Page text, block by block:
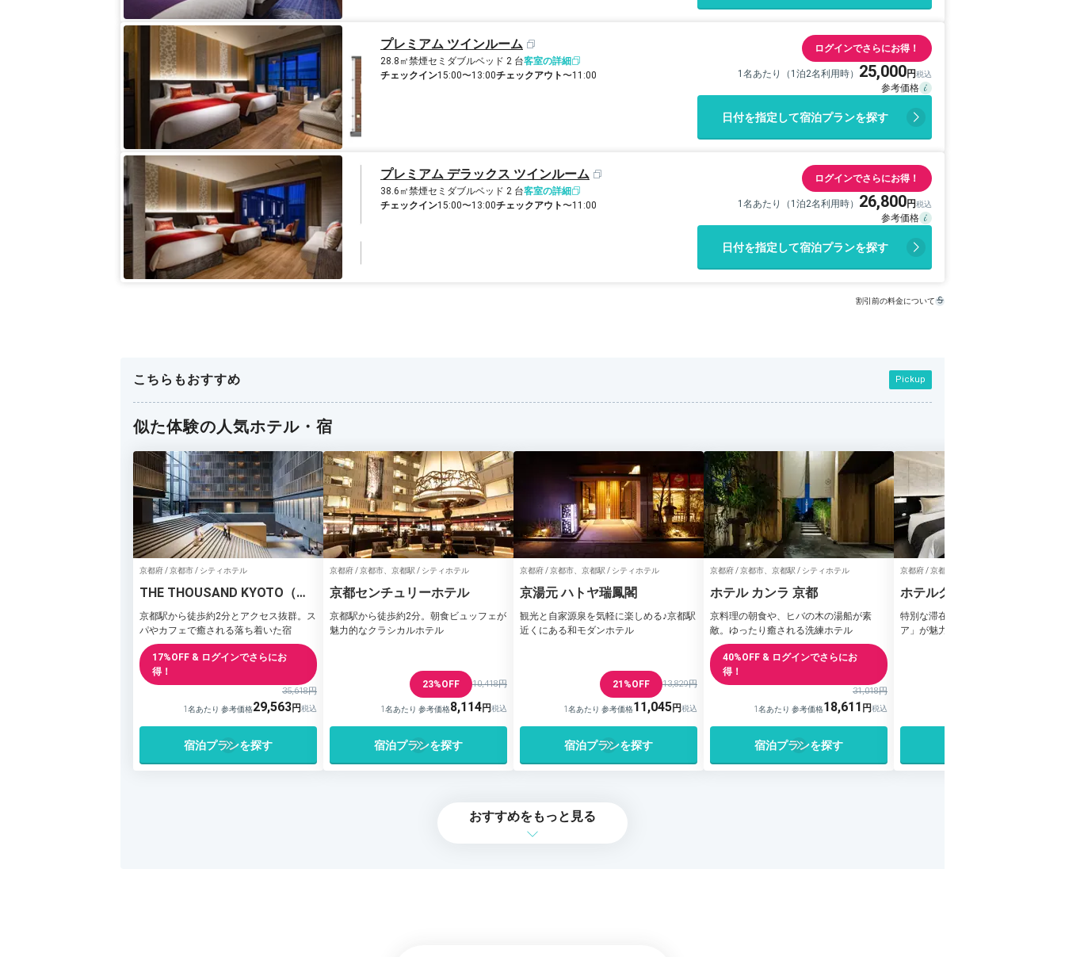
プレミアム ツインルーム
28.8㎡禁煙セミダブルベッド 2 台客室の詳細
チェックイン15:00〜13:00チェックアウト〜11:00
ログインでさらにお得！
1名あたり（1泊2名利用時） 25,000
日付を指定して宿泊プランを探す
プレミアム デラックス ツインルーム
38.6㎡禁煙セミダブルベッド 2 台客室の詳細
チェックイン15:00〜13:00チェックアウト〜11:00
ログインでさらにお得！
1名あたり（1泊2名利用時） 26,800
日付を指定して宿泊プランを探す
割引前の料金について
こちらもおすすめ Pickup
似た体験の人気ホテル・宿
京都府 / 京都市 / シティホテル
THE THOUSAND KYOTO（ザ
サウザンド キョウト）
京都駅から徒歩約2分とアクセス抜群。ス
パやカフェで癒される落ち着いた宿
17%OFF & ログインでさらにお
得！
35,618円
1名あたり 参考価格29,563
宿泊プランを探す
京都府 / 京都市、京都駅 / シティホテル
京都センチュリーホテル
京都駅から徒歩約2分。朝食ビュッフェが
魅力的なクラシカルホテル
23%OFF 10,418円
1名あたり 参考価格8,114
宿泊プランを探す
京都府 / 京都市、京都駅 / シティホテル
京湯元 ハトヤ瑞鳳閣
観光と自家源泉を気軽に楽しめる♪京都駅
近くにある和モダンホテル
21%OFF 13,829円
1名あたり 参考価格11,045
宿泊プランを探す
京都府 / 京都市、京都駅 / シティホテル
ホテル カンラ 京都
京料理の朝食や、ヒバの木の湯船が素
敵。ゆったり癒される洗練ホテル
40%OFF & ログインでさらにお
得！
31,018円
1名あたり 参考価格18,611
宿泊プランを探す
京都府 / 京都市、京都駅 / シティホテル
ホテルグランヴィア京都
特別な滞在が叶う「グランヴィアフロ
ア」が魅力的♪京都駅直結の高級ホテ
おすすめをもっと見る